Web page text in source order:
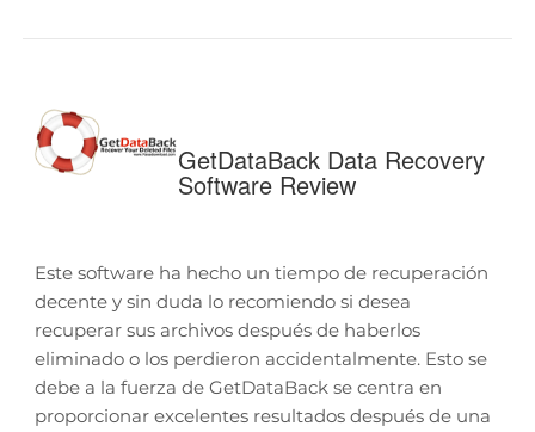
GetDataBack Data Recovery
Software Review
Este software ha hecho un tiempo de recuperación
decente y sin duda lo recomiendo si desea
recuperar sus archivos después de haberlos
eliminado o los perdieron accidentalmente. Esto se
debe a la fuerza de GetDataBack se centra en
proporcionar excelentes resultados después de una